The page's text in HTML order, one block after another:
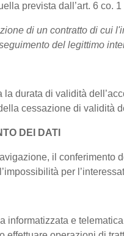
prevista dall’art. 6
di un contratto di cui
del legittimo
la durata di validità
cessazione di validità
DEI DATI
il conferimento
per
informatizzata e